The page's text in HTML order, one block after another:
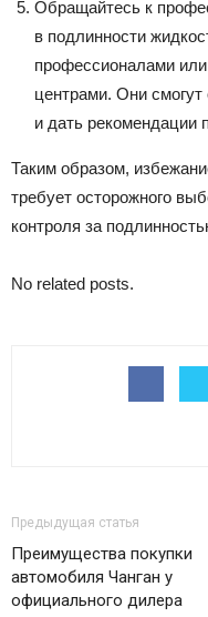
Обращайтесь к
в подлинности
профессионалами
центрами. Они смогут
и дать рекомендации
Таким образом,
требует осторожного
контроля за
No related posts.
Предыдущая статья
Преимущества покупки
автомобиля Чанган у
официального дилера